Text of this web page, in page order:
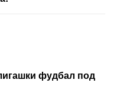
фудбал под